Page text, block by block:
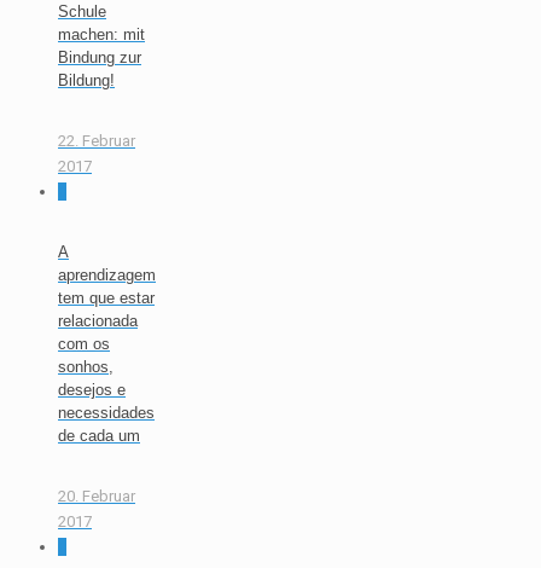
Schule
machen: mit
Bindung zur
Bildung!
22. Februar
2017
A
aprendizagem
tem que estar
relacionada
com os
sonhos,
desejos e
necessidades
de cada um
20. Februar
2017